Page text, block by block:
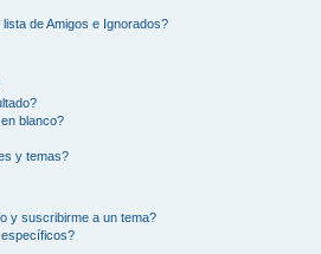
de Amigos e Ignorados?
blanco?
y temas?
y suscribirme a un tema?